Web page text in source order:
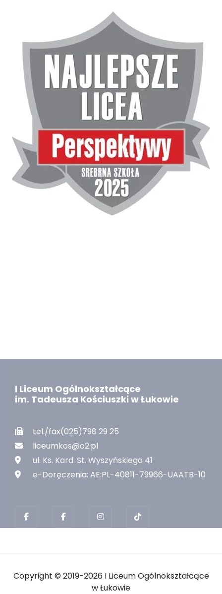
I Liceum Ogólnokształcące
im. Tadeusza Kościuszki w Łukowie
tel./fax(025)798 29 25
liceumkos@o2.pl
ul. Ks. Kard. St. Wyszyńskiego 41
e-Doręczenia: AE:PL-40811-79966-UAATB-10
Copyright © 2019-2026 I Liceum Ogólnokształcące
w Łukowie